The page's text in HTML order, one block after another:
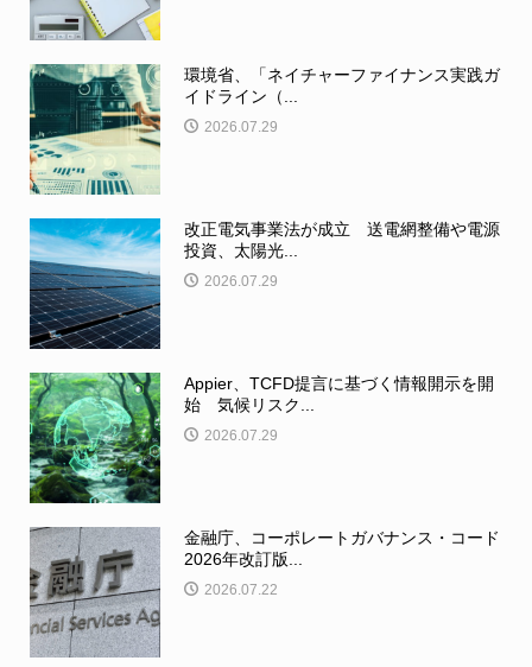
環境省、「ネイチャーファイナンス実践ガ
イドライン（...
2026.07.29
改正電気事業法が成立 送電網整備や電源
投資、太陽光...
2026.07.29
Appier、TCFD提言に基づく情報開示を開
始 気候リスク...
2026.07.29
金融庁、コーポレートガバナンス・コード
2026年改訂版...
2026.07.22